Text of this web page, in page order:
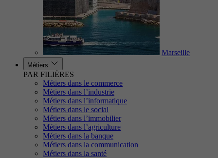
Marseille
Métiers
PAR FILIÈRES
Métiers dans le commerce
Métiers dans l’industrie
Métiers dans l’informatique
Métiers dans le social
Métiers dans l’immobilier
Métiers dans l’agriculture
Métiers dans la banque
Métiers dans la communication
Métiers dans la santé